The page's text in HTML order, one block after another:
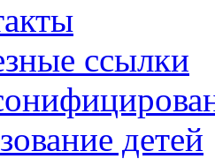
ссылки
детей